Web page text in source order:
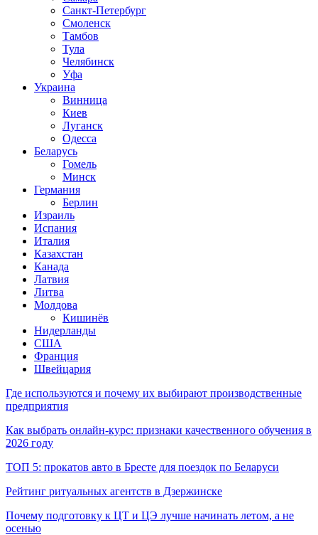
Санкт-Петербург
Смоленск
Тамбов
Тула
Челябинск
Уфа
Украина
Винница
Киев
Луганск
Одесса
Беларусь
Гомель
Минск
Германия
Берлин
Израиль
Испания
Италия
Казахстан
Канада
Латвия
Литва
Молдова
Кишинёв
Нидерланды
США
Франция
Швейцария
Где используются и почему их выбирают производственные
предприятия
Как выбрать онлайн-курс: признаки качественного обучения в
2026 году
ТОП 5: прокатов авто в Бресте для поездок по Беларуси
Рейтинг ритуальных агентств в Дзержинске
Почему подготовку к ЦТ и ЦЭ лучше начинать летом, а не
осенью